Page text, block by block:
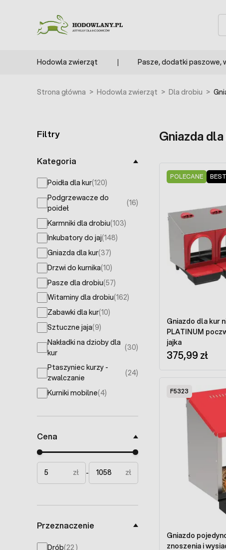
Hodowla zwierząt Pasze, dodatki paszowe,
Strona główna > Hodowla zwierząt > Dla drobiu >
Filtry
Kategoria
Poidła dla kur(120)
products available
Podgrzewacze do
poideł
(16)
products available
Karmniki dla drobiu(103)
products available
Inkubatory do jaj(148)
products available
Gniazda dla kur(37)
products available
Drzwi do kurnika(10)
products available
Pasze dla drobiu(57)
products available
Witaminy dla drobiu(162)
products available
Zabawki dla kur(10)
products available
Sztuczne jaja(9)
products available
Nakładki na dzioby dla
kur
(30)
products available
Ptaszyniec kurzy -
zwalczanie
(24)
products available
Kurniki mobilne(4)
products available
Cena
Minimal price
Maximum price
zł
- zł
Przeznaczenie
Drób(22 products available
)
Gniazda
POLECANE
Gniazdo dla kur
PLATINUM
jajka
375,99 zł
F5323
Gniazdo
znoszenia i